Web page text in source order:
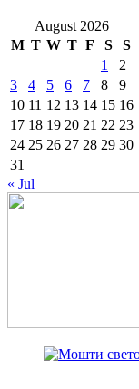
August 2026
M T W T F S
S
1
2
3
4 5 6 7 8
9
10 11 12 13 14 15 16
17 18 19 20 21 22 23
24 25 26 27 28 29 30
31
« Jul